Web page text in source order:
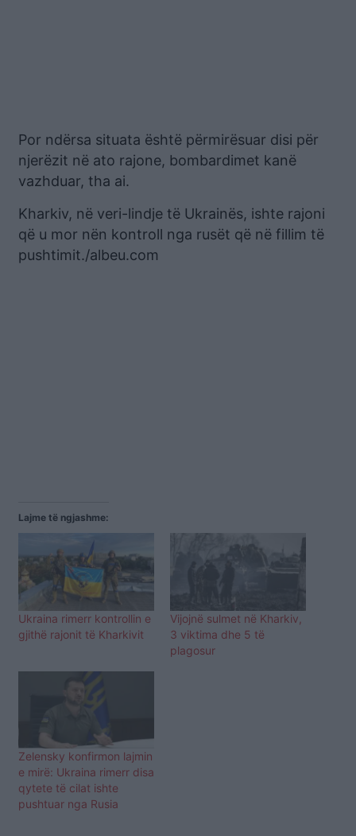
Por ndërsa situata është përmirësuar disi për
njerëzit në ato rajone, bombardimet kanë
vazhduar, tha ai.
Kharkiv, në veri-lindje të Ukrainës, ishte rajoni
që u mor nën kontroll nga rusët që në fillim të
pushtimit./albeu.com
Lajme të ngjashme:
Ukraina rimerr kontrollin e
gjithë rajonit të Kharkivit
Vijojnë sulmet në Kharkiv,
3 viktima dhe 5 të
plagosur
Zelensky konfirmon lajmin
e mirë: Ukraina rimerr disa
qytete të cilat ishte
pushtuar nga Rusia